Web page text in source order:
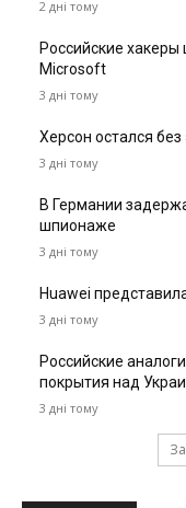
2 дні тому
Российские хакеры
Microsoft
3 дні тому
Херсон остался
3 дні тому
В Германии
шпионаже
3 дні тому
Huawei
3 дні тому
Российские
покрытия над
3 дні тому